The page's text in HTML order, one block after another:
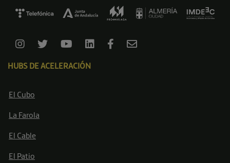
HUBS DE ACELERACIÓN
El Cubo
La Farola
El Cable
El Patio